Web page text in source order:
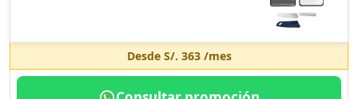
Desde S/. 363/mes